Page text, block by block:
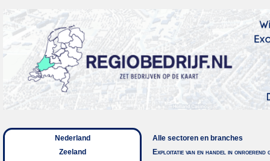
Nederland
Zeeland
Alle sectoren en branches
Exploitatie van en handel in onroerend